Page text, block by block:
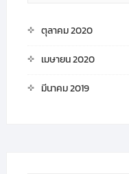
ตุลาคม 2020
เมษายน 2020
มีนาคม 2019